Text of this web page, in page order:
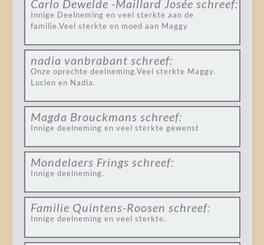
Carlo Dewelde -Maillard Josée schreef:
Innige Deelneming en veel sterkte aan de
familie.Veel sterkte en moed aan Maggy
nadia vanbrabant schreef:
Onze oprechte deelneming.Veel sterkte Maggy.
Lucien en Nadia.
Magda Brouckmans schreef:
Innige deelneming en veel sterkte gewenst
Mondelaers Frings schreef:
Innige deelneming.
Familie Quintens-Roosen schreef:
Innige deelneming en veel sterkte.